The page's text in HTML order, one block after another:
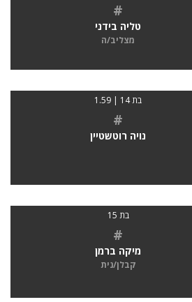
#
טליה בידני
מצליב/ה
בת 14 | 1.59
#
נויה רוטשטיין
בת 15
#
מיקה ברמן
קבלן/נית